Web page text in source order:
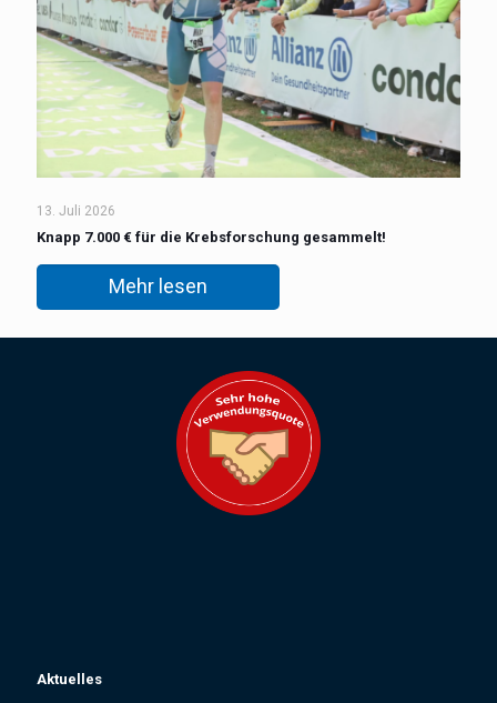
13. Juli 2026
Knapp 7.000 € für die Krebsforschung gesammelt!
Mehr lesen
Aktuelles